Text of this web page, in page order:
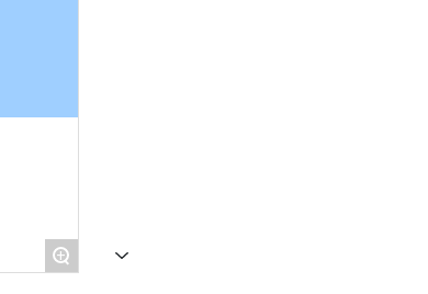
+